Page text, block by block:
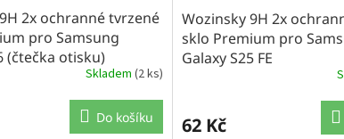
2x ochranné tvrzené
pro Samsung
(čtečka otisku)
Skladem (2 ks)
Do košíku
Wozinsky 9H 2x
sklo Premium pro
Galaxy S25 FE
62 Kč